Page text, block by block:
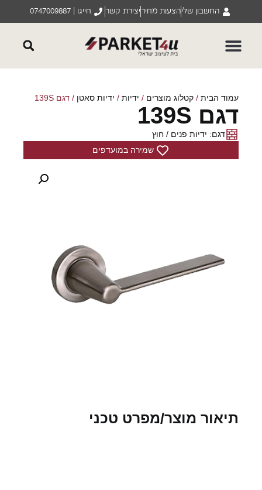
החשבון שליהצעות מחיריצירת קשר חייגו | 0747009887
עמוד הבית/קטלוג מוצרים/ידיות /ידיות סאטן/ דגם 139S
דגם 139S
דגם: ידיות פנים / חוץ
שמירה במועדפים
תיאור מוצר/מפרט טכני